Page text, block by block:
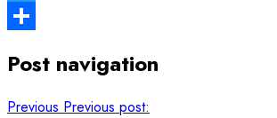
Twitter
Post navigation
Previous Previous post: